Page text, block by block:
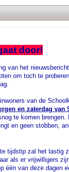
door!
van het
om toch te
van de
en zaterdag van
te komen
en geen stobben,
tijdstip zal het lastig
als er vrijwilligers
één van deze dagen